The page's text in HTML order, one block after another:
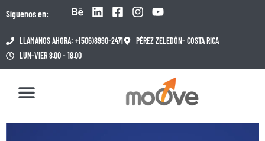
Síguenos en:
LLAMANOS AHORA: +(506)8990-2471
PÉREZ ZELEDÓN- COSTA RICA
LUN-VIER 8.00 - 18.00